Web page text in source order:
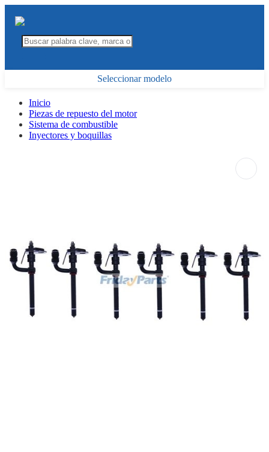
Seleccionar modelo
Inicio
Piezas de repuesto del motor
Sistema de combustible
Inyectores y boquillas